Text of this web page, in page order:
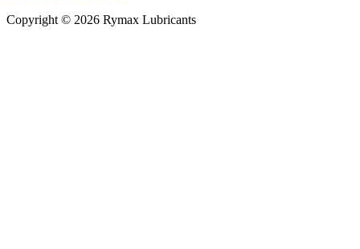
Copyright © 2026 Rymax Lubricants